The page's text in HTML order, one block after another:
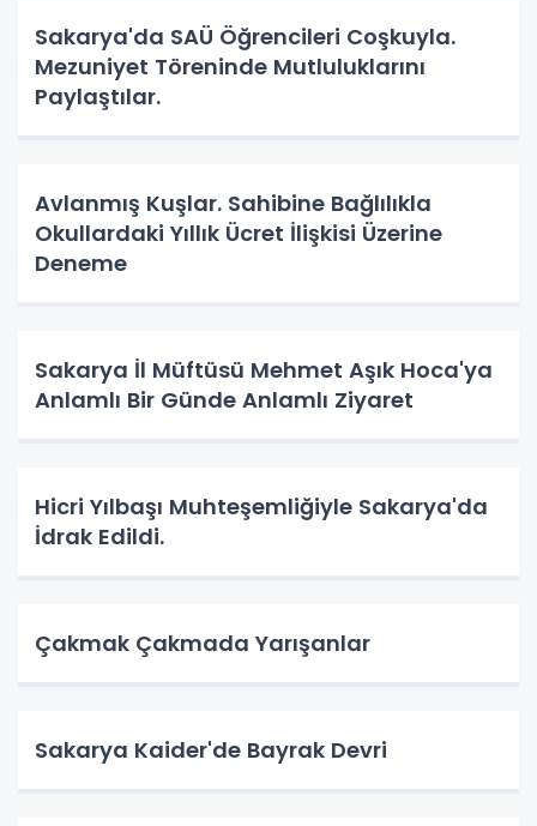
Sakarya'da SAÜ Öğrencileri Coşkuyla.
Mezuniyet Töreninde Mutluluklarını
Paylaştılar.
Avlanmış Kuşlar. Sahibine Bağlılıkla
Okullardaki Yıllık Ücret İlişkisi Üzerine
Deneme
Sakarya İl Müftüsü Mehmet Aşık Hoca'ya
Anlamlı Bir Günde Anlamlı Ziyaret
Hicri Yılbaşı Muhteşemliğiyle Sakarya'da
İdrak Edildi.
Çakmak Çakmada Yarışanlar
Sakarya Kaider'de Bayrak Devri